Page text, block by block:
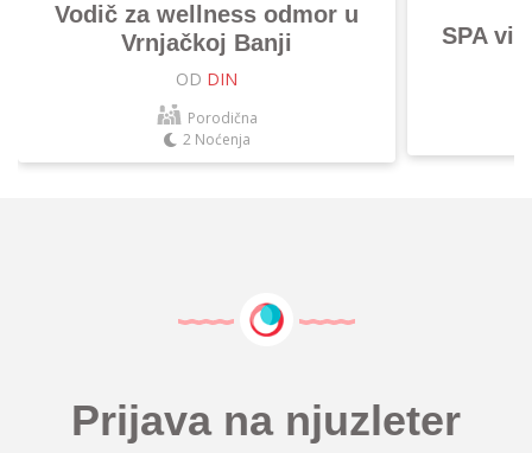
Vodič za wellness odmor u
Vrnjačkoj Banji
OD DIN
Porodična
2 Noćenja
SPA
Prijava na njuzleter